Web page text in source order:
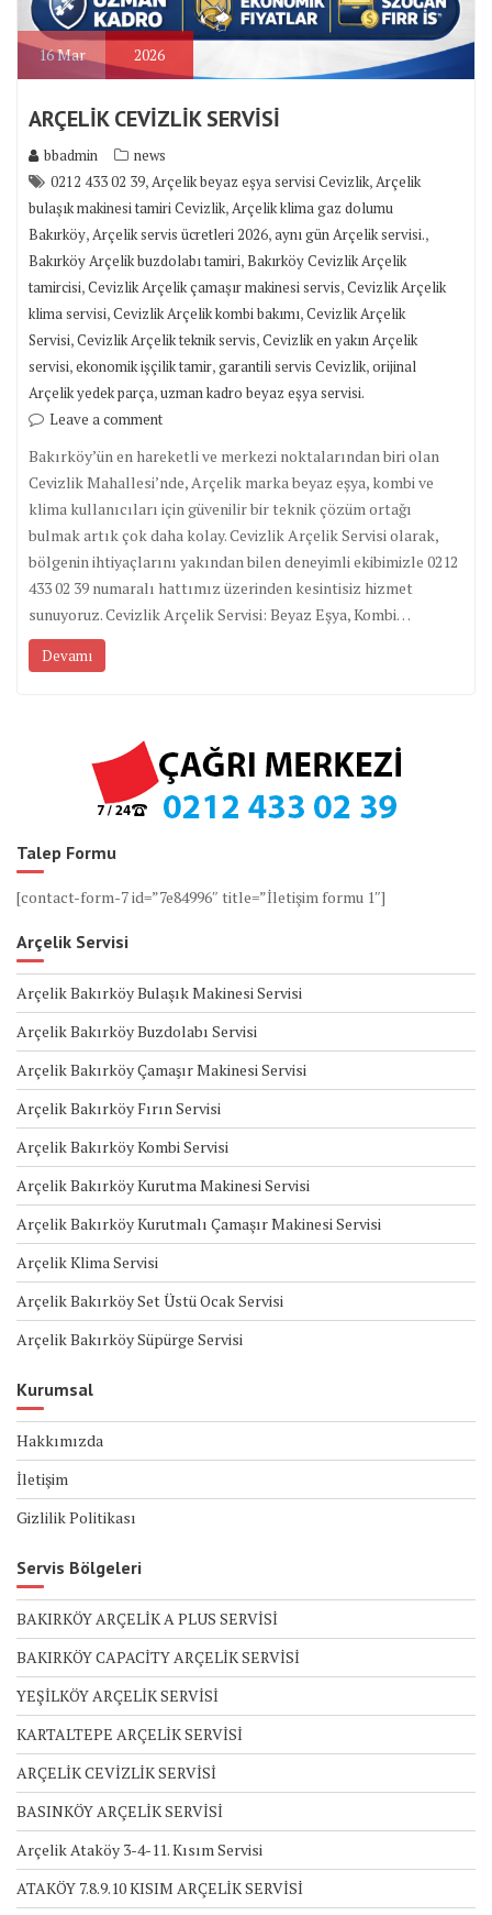
16Mar 2026
ARÇELİK CEVİZLİK SERVİSİ
bbadmin
news
0212 433 02 39,Arçelik beyaz eşya servisi Cevizlik,Arçelik
bulaşık makinesi tamiri Cevizlik,Arçelik klima gaz dolumu
Bakırköy,Arçelik servis ücretleri 2026,aynı gün Arçelik servisi.,
Bakırköy Arçelik buzdolabı tamiri,Bakırköy Cevizlik Arçelik
tamircisi,Cevizlik Arçelik çamaşır makinesi servis,Cevizlik Arçelik
klima servisi,Cevizlik Arçelik kombi bakımı,Cevizlik Arçelik
Servisi,Cevizlik Arçelik teknik servis,Cevizlik en yakın Arçelik
servisi,ekonomik işçilik tamir,garantili servis Cevizlik,orijinal
Arçelik yedek parça,uzman kadro beyaz eşya servisi.
Leave a comment
Bakırköy’ün en hareketli ve merkezi noktalarından biri olan
Cevizlik Mahallesi’nde, Arçelik marka beyaz eşya, kombi ve
klima kullanıcıları için güvenilir bir teknik çözüm ortağı
bulmak artık çok daha kolay. Cevizlik Arçelik Servisi olarak,
bölgenin ihtiyaçlarını yakından bilen deneyimli ekibimizle 0212
433 02 39 numaralı hattımız üzerinden kesintisiz hizmet
sunuyoruz. Cevizlik Arçelik Servisi: Beyaz Eşya, Kombi…
Devamı
Talep Formu
[contact-form-7 id=”7e84996″ title=”İletişim formu 1″]
Arçelik Servisi
Arçelik Bakırköy Bulaşık Makinesi Servisi
Arçelik Bakırköy Buzdolabı Servisi
Arçelik Bakırköy Çamaşır Makinesi Servisi
Arçelik Bakırköy Fırın Servisi
Arçelik Bakırköy Kombi Servisi
Arçelik Bakırköy Kurutma Makinesi Servisi
Arçelik Bakırköy Kurutmalı Çamaşır Makinesi Servisi
Arçelik Klima Servisi
Arçelik Bakırköy Set Üstü Ocak Servisi
Arçelik Bakırköy Süpürge Servisi
Kurumsal
Hakkımızda
İletişim
Gizlilik Politikası
Servis Bölgeleri
BAKIRKÖY ARÇELİK A PLUS SERVİSİ
BAKIRKÖY CAPACİTY ARÇELİK SERVİSİ
YEŞİLKÖY ARÇELİK SERVİSİ
KARTALTEPE ARÇELİK SERVİSİ
ARÇELİK CEVİZLİK SERVİSİ
BASINKÖY ARÇELİK SERVİSİ
Arçelik Ataköy 3-4-11. Kısım Servisi
ATAKÖY 7.8.9.10 KISIM ARÇELİK SERVİSİ